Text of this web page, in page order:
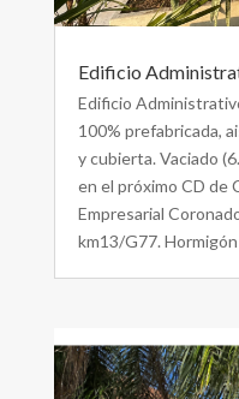
Edificio
Edificio
100% prefabricada,
y cubierta. Vaciado
en el próximo CD de
Empresarial
km13/G77.